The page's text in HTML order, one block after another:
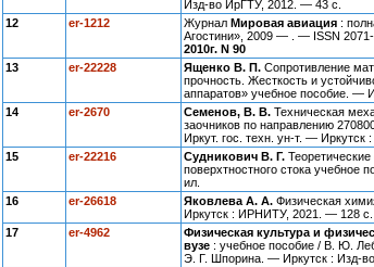
Изд-во ИрГТУ, 2012. — 43 с.
12
er-1212 Журнал Мировая авиация :
Агостини», 2009 — . — ISSN
2010г. N 90
13
er-22228 Ященко В. П. Сопротивление
прочность. Жесткость и
аппаратов» учебное пособие. —
14
er-2670 Семенов, В. В. Техническая
заочников по направлению
Иркут. гос. техн. ун-т. —
15
er-22216 Судникович В. Г.
поверхтностного стока
ил.
16
er-26618 Яковлева А. А. Физическая
Иркутск : ИРНИТУ, 2021. — 128 с.
17
er-4962
Физическая культура и
вузе : учебное пособие / В. Ю.
Э. Г. Шпорина. — Иркутск : Изд-